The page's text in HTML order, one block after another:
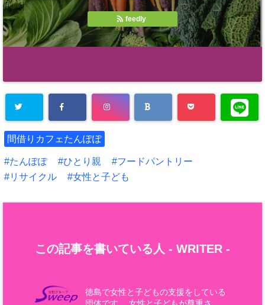
feedly
間借りカフェたんぽぽ
たんぽぽ ひとり親
フードパントリー
リサイクル
女性と子ども
この記事を書いている人 - WRITER -
徳島で女性と子どもの支援をしている